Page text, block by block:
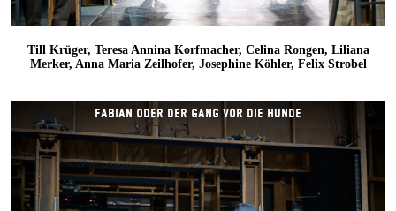
Till Krüger, Teresa Annina Korfmacher, Celina Rongen, Liliana
Merker, Anna Maria Zeilhofer, Josephine Köhler, Felix Strobel
FABIAN ODER DER GANG VOR DIE HUNDE